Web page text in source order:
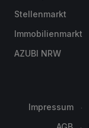
Stellenmarkt
Immobilienmarkt
AZUBI NRW
Impressum